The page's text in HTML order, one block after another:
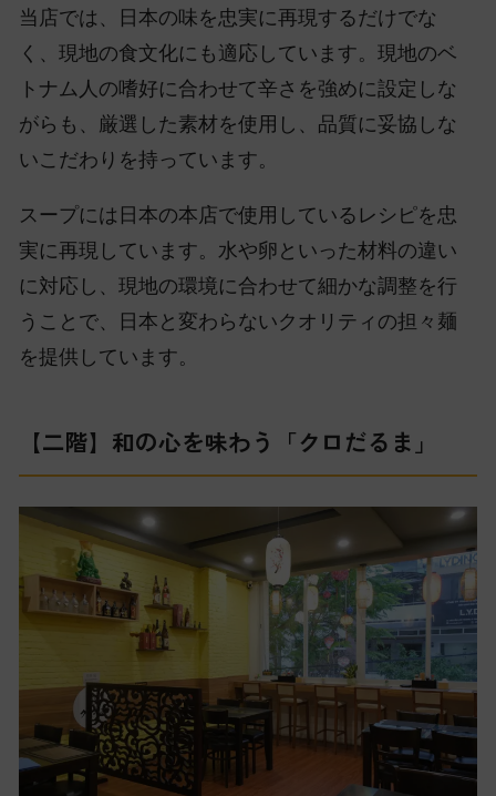
当店では、日本の味を忠実に再現するだけでな
く、現地の食文化にも適応しています。現地のベ
トナム人の嗜好に合わせて辛さを強めに設定しな
がらも、厳選した素材を使用し、品質に妥協しな
いこだわりを持っています。
スープには日本の本店で使用しているレシピを忠
実に再現しています。水や卵といった材料の違い
に対応し、現地の環境に合わせて細かな調整を行
うことで、日本と変わらないクオリティの担々麺
を提供しています。
【二階】和の心を味わう「クロだるま」